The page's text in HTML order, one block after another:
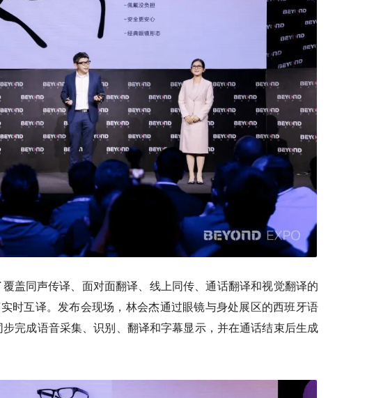
盖同声传译、面对面翻译、线上同传、通话翻译和视觉翻译的
时互译。发布会现场，林会杰通过眼镜与身处展区的西班牙语
完成语音采集、识别、翻译和字幕显示，并在通话结束后生成